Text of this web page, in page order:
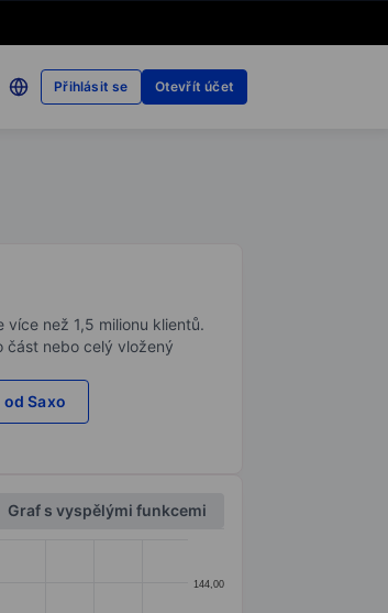
Přihlásit se Otevřít účet
než 1,5 milionu klientů.
část nebo celý vložený
Saxo
Graf s vyspělými funkcemi
144,00